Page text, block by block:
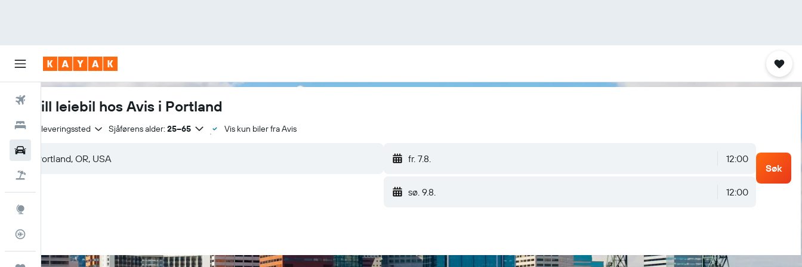
Fly
Hoteller
Bestill leiebil hos Avis i Portland
Samme leveringssted Sjåførens alder: 25–65 Vis kun biler fra Avis
fr. 7.8. 12:00
sø. 9.8. 12:00
Søk